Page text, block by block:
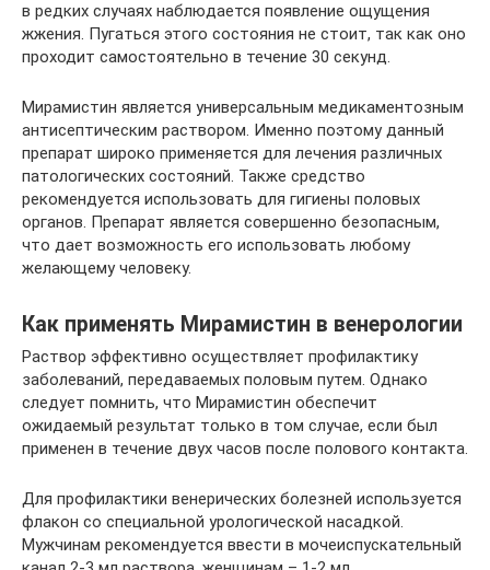
в редких случаях наблюдается появление ощущения
жжения. Пугаться этого состояния не стоит, так как оно
проходит самостоятельно в течение 30 секунд.
Мирамистин является универсальным медикаментозным
антисептическим раствором. Именно поэтому данный
препарат широко применяется для лечения различных
патологических состояний. Также средство
рекомендуется использовать для гигиены половых
органов. Препарат является совершенно безопасным,
что дает возможность его использовать любому
желающему человеку.
Как применять Мирамистин в венерологии
Раствор эффективно осуществляет профилактику
заболеваний, передаваемых половым путем. Однако
следует помнить, что Мирамистин обеспечит
ожидаемый результат только в том случае, если был
применен в течение двух часов после полового контакта.
Для профилактики венерических болезней используется
флакон со специальной урологической насадкой.
Мужчинам рекомендуется ввести в мочеиспускательный